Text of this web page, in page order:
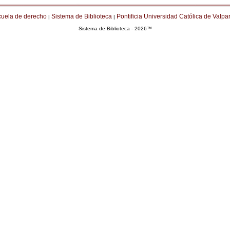
de derecho | Sistema de Biblioteca | Pontificia Universidad Católica de
Sistema de Biblioteca - 2026™